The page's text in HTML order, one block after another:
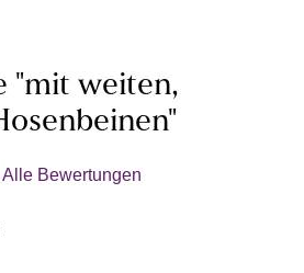
"mit weiten,
Alle Bewertungen